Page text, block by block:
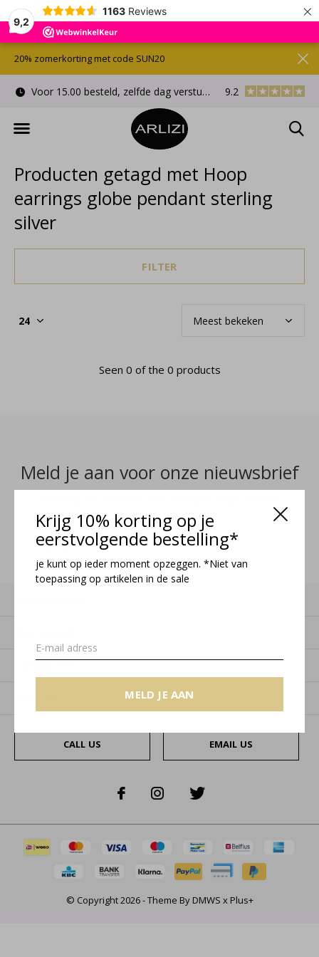
9,2
1163 Reviews ×
Krijg 10% korting op je
eerstvolgende bestelling*
je kunt op ieder moment opzeggen. *Niet van
toepassing op artikelen in de sale
MELD JE AAN
Voor 15.00 besteld, zelfde dag verstuurd Gratis
9.2
20% zomerkorting met code SUN20
Producten getagd met Hoop
earrings globe pendant sterling
silver
FILTER
Seen 0 of the 0 products
Meld je aan voor onze nieuwsbrief
MELD JE AAN
CALL US EMAIL US
© Copyright2026- Theme ByDMWS xPlus+